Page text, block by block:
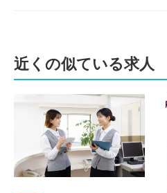
近くの似ている求人